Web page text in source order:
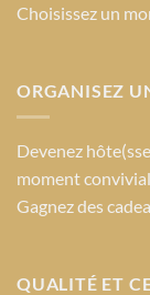
Choisissez un
ORGANISEZ
Devenez
moment
Gagnez des
QUALITÉ ET